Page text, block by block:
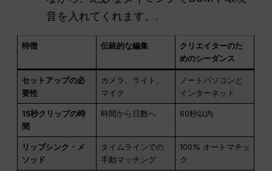
音を入れてくれます。.
特徴 伝統的な編集
クリエイターのた
めのシーダンス
セットアップの必
要性
カメラ、ライト、
マイク
ノートパソコンと
インターネット
15秒クリップの時
間
時間から日数へ 60秒以内
リップシンク・メ
ソッド
タイムラインでの
手動マッチング
100% オートマチッ
ク